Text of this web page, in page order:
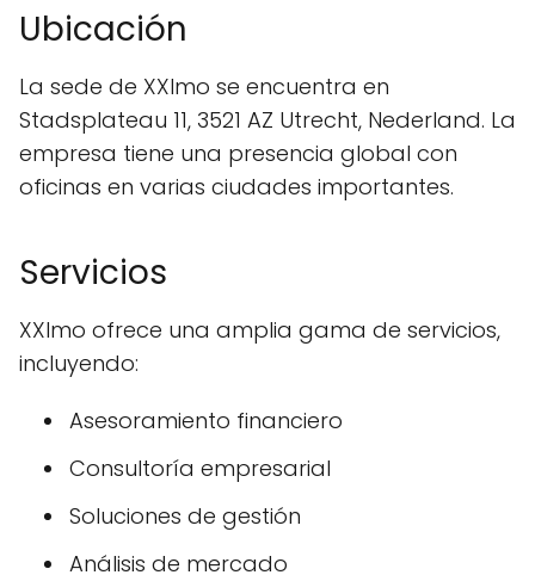
Ubicación
La sede de XXImo se encuentra en
Stadsplateau 11, 3521 AZ Utrecht, Nederland. La
empresa tiene una presencia global con
oficinas en varias ciudades importantes.
Servicios
XXImo ofrece una amplia gama de servicios,
incluyendo:
Asesoramiento financiero
Consultoría empresarial
Soluciones de gestión
Análisis de mercado